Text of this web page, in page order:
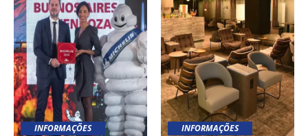
INFORMAÇÕES INFORMAÇÕES